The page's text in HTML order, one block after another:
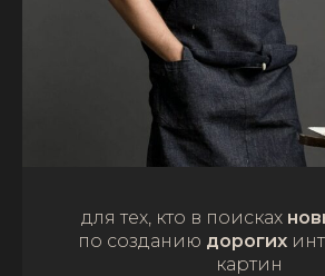
для тех, кто в поисках
по созданию дорогих
картин